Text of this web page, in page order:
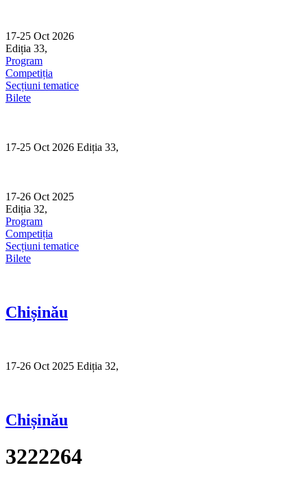
content
17-25 Oct 2026
Ediția 33,
Program
Competiția
Secțiuni tematice
Bilete
17-25 Oct 2026 Ediția 33,
17-26 Oct 2025
Ediția 32,
Program
Competiția
Secțiuni tematice
Bilete
Chișinău
17-26 Oct 2025 Ediția 32,
Chișinău
3222264